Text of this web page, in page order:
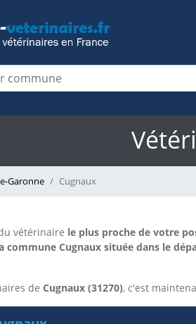
Garonne Cugnaux
vétérinaire le plus proche de votre
commune Cugnaux située dans le
de Cugnaux (31270), c'est